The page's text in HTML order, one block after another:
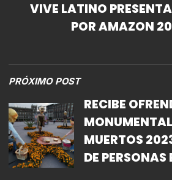
VIVE LATINO
POR AMAZON
PRÓXIMO POST
RECIBE
MUERTOS
DE PERSONAS